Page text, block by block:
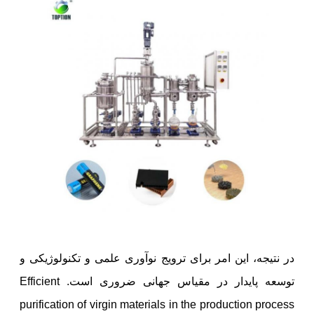
در نتیجه، این امر برای ترویج نوآوری علمی و تکنولوژیکی و
توسعه پایدار در مقیاس جهانی ضروری است. Efficient
purification of virgin materials in the production process